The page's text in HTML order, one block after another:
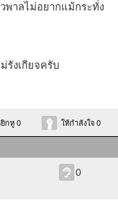
พาลไม่อยากแม้กระทั่ง
รังเกียจครับ
กหู 0 ให้กำลังใจ 0
0